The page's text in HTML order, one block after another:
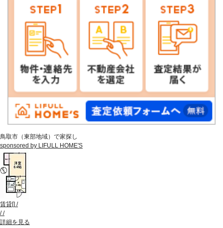
鳥取市（東部地域）で家探し
sponsored by LIFULL HOME'S
賃貸[] /
//
詳細を見る